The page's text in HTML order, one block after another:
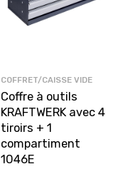
COFFRET/CAISSE VIDE
Coffre à outils
KRAFTWERK avec 4
tiroirs + 1
compartiment
1046E